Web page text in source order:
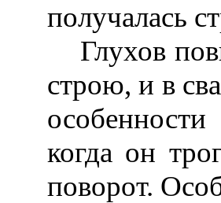
получалась
Глухов
строю, и в
когда он
поворот.